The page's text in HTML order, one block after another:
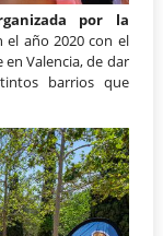
por la
el año 2020 con el
Valencia, de dar
barrios que